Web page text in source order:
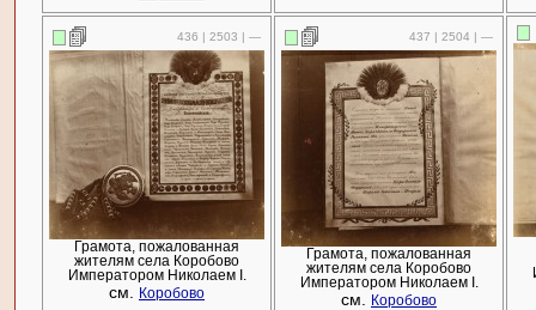
436 | 2503 | —
Грамота, пожалованная
жителям села Коробово
Императором Николаем I.
см. Коробово
437 | 2504 | —
Грамота, пожалованная
жителям села Коробово
Императором Николаем I.
см. Коробово